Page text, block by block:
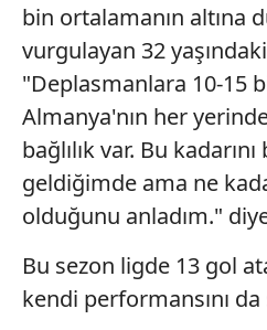
bin ortalamanın altına
vurgulayan 32
"Deplasmanlara 10-15
Almanya'nın her
bağlılık var. Bu
geldiğimde ama ne
olduğunu anladım."
Bu sezon ligde 13 gol
kendi performansını